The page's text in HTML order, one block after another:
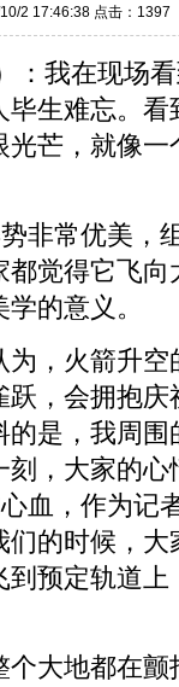
2 17:46:38 点击： 1397
：我在现场
生难忘。
芒，就像
非常优美，
觉得它飞
的意义。
，火箭升
跃，会拥抱
是，我周
，大家的
血，作为记
的时候，
预定轨道
大地都在